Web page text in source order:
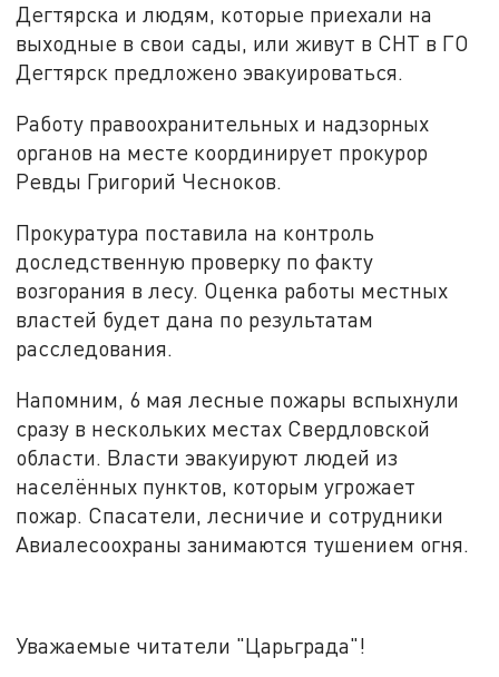
Дегтярска и людям, которые приехали на
выходные в свои сады, или живут в СНТ в ГО
Дегтярск предложено эвакуироваться.
Работу правоохранительных и надзорных
органов на месте координирует прокурор
Ревды Григорий Чесноков.
Прокуратура поставила на контроль
доследственную проверку по факту
возгорания в лесу. Оценка работы местных
властей будет дана по результатам
расследования.
Напомним, 6 мая лесные пожары вспыхнули
сразу в нескольких местах Свердловской
области. Власти эвакуируют людей из
населённых пунктов, которым угрожает
пожар. Спасатели, лесничие и сотрудники
Авиалесоохраны занимаются тушением огня.
Уважаемые читатели "Царьграда"!